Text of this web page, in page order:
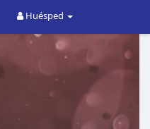
Huésped